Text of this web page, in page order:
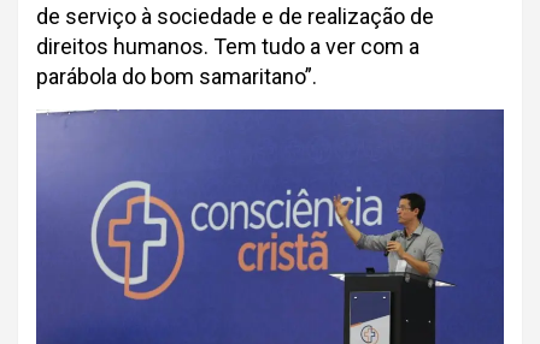
de serviço à sociedade e de realização de
direitos humanos. Tem tudo a ver com a
parábola do bom samaritano”.